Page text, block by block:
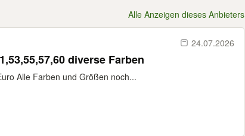
Alle Anzeigen dieses Anbieters
24.07.2026
diverse Farben
Alle Farben und Größen noch...